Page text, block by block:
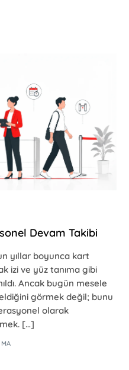
Devam Takibi
yıllar boyunca kart
izi ve yüz tanıma gibi
Ancak bugün mesele
görmek değil; bunu
olarak
[…]